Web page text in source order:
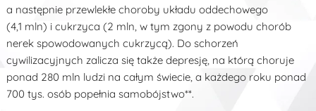
a następnie przewlekłe choroby układu oddechowego
(4,1 mln) i cukrzyca (2 mln, w tym zgony z powodu chorób
nerek spowodowanych cukrzycą). Do schorzeń
cywilizacyjnych zalicza się także depresję, na którą choruje
ponad 280 mln ludzi na całym świecie, a każdego roku ponad
700 tys. osób popełnia samobójstwo**.